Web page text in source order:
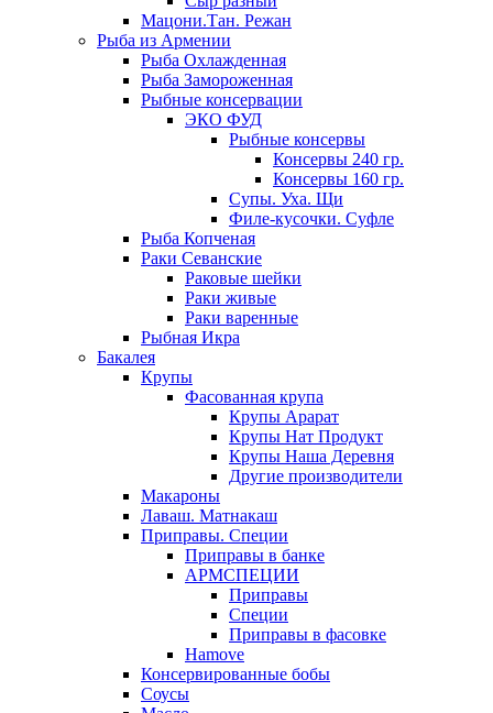
Мацони.Тан. Режан
Рыба из Армении
Рыба Охлажденная
Рыба Замороженная
Рыбные консервации
ЭКО ФУД
Рыбные консервы
Консервы 240 гр.
Консервы 160 гр.
Супы. Уха. Щи
Филе-кусочки. Суфле
Рыба Копченая
Раки Севанские
Раковые шейки
Раки живые
Раки варенные
Рыбная Икра
Бакалея
Крупы
Фасованная крупа
Крупы Арарат
Крупы Нат Продукт
Крупы Наша Деревня
Другие производители
Макароны
Лаваш. Матнакаш
Приправы. Специи
Приправы в банке
АРМСПЕЦИИ
Приправы
Специи
Приправы в фасовке
Hamove
Консервированные бобы
Соусы